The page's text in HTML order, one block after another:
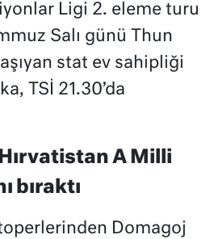
Ligi 2. eleme turu
Salı günü Thun
stat ev sahipliği
TSİ 21.30’da
A Milli
bıraktı
Domagoj